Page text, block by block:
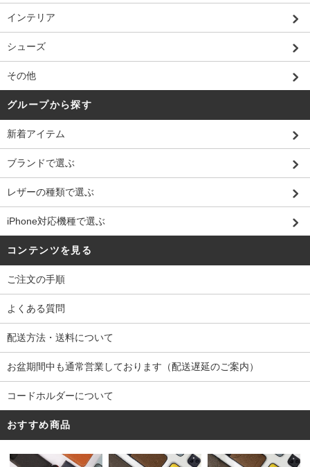
インテリア
シューズ
その他
グループから探す
新着アイテム
ブランドで選ぶ
レザーの種類で選ぶ
iPhone対応機種で選ぶ
コンテンツを見る
ご注文の手順
よくある質問
配送方法・送料について
お盆期間中も通常営業しております（配送遅延のご案内）
コードホルダーについて
おすすめ商品